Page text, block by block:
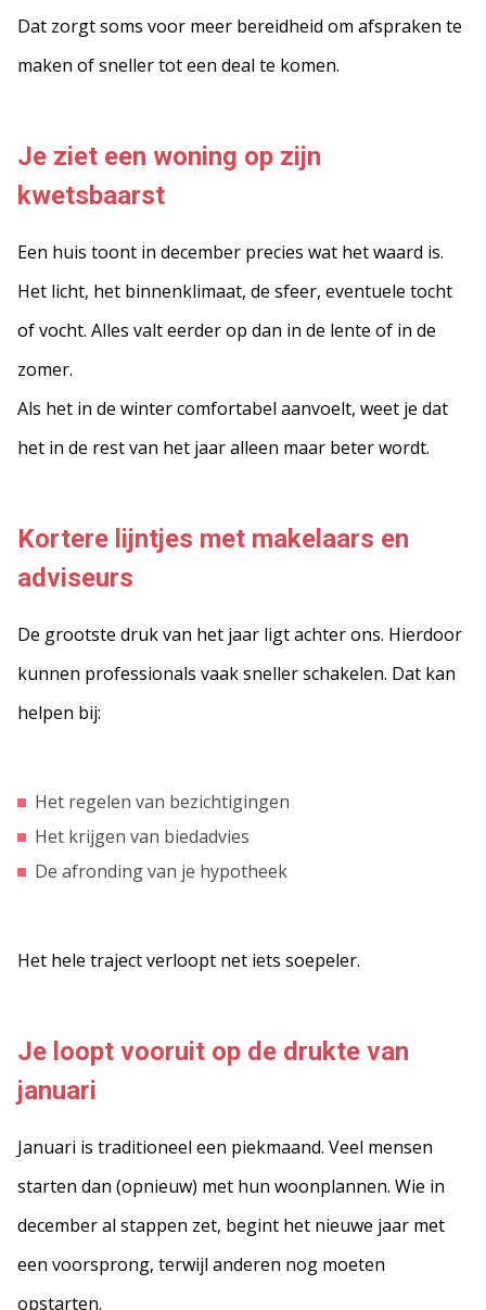
Dat zorgt soms voor meer bereidheid om afspraken te
maken of sneller tot een deal te komen.
Je ziet een woning op zijn
kwetsbaarst
Een huis toont in december precies wat het waard is.
Het licht, het binnenklimaat, de sfeer, eventuele tocht
of vocht. Alles valt eerder op dan in de lente of in de
zomer.
Als het in de winter comfortabel aanvoelt, weet je dat
het in de rest van het jaar alleen maar beter wordt.
Kortere lijntjes met makelaars en
adviseurs
De grootste druk van het jaar ligt achter ons. Hierdoor
kunnen professionals vaak sneller schakelen. Dat kan
helpen bij:
Het regelen van bezichtigingen
Het krijgen van biedadvies
De afronding van je hypotheek
Het hele traject verloopt net iets soepeler.
Je loopt vooruit op de drukte van
januari
Januari is traditioneel een piekmaand. Veel mensen
starten dan (opnieuw) met hun woonplannen. Wie in
december al stappen zet, begint het nieuwe jaar met
een voorsprong, terwijl anderen nog moeten
opstarten.